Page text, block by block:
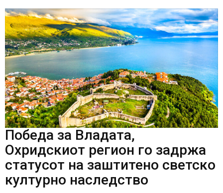
Победа за Владата,
Охридскиот регион го задржа
статусот на заштитено светско
културно наследство